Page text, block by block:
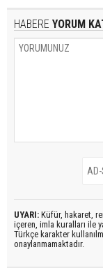
HABERE YORUM
UYARI: Küfür, hakaret,
içeren, imla kuralları ile
Türkçe karakter
onaylanmamaktadır.